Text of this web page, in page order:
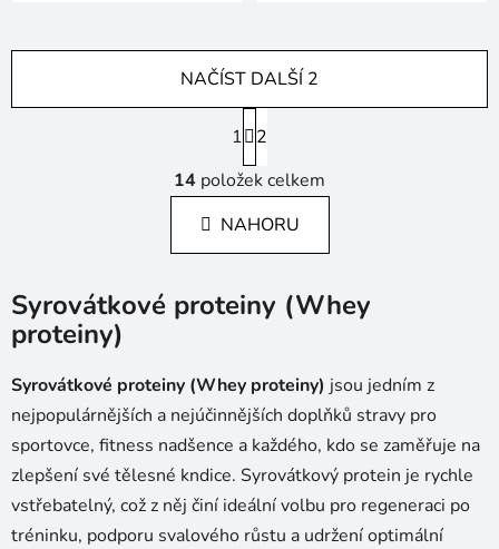
O
v
l
á
d
c
r
v
k
y
v
ý
p
NAČÍST DALŠÍ 2
S
t
r
á
n
k
n
1
2
14 položek celkem
NAHORU
Syrovátkové proteiny (Whey
proteiny)
Syrovátkové proteiny (Whey proteiny) jsou jedním z
nejpopulárnějších a nejúčinnějších doplňků stravy pro
sportovce, fitness nadšence a každého, kdo se zaměřuje na
zlepšení své tělesné kndice. Syrovátkový protein je rychle
vstřebatelný, což z něj činí ideální volbu pro regeneraci po
tréninku, podporu svalového růstu a udržení optimální